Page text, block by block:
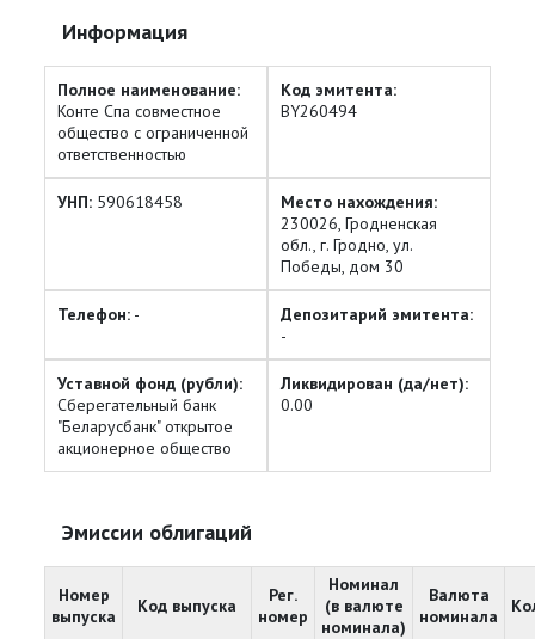
Информация
Полное наименование:
Конте Спа совместное
общество с ограниченной
ответственностью
Код эмитента:
BY260494
УНП: 590618458
Место нахождения:
230026, Гродненская
обл., г. Гродно, ул.
Победы, дом 30
Телефон: -
Депозитарий эмитента:
-
Уставной фонд (рубли):
Сберегательный банк
"Беларусбанк" открытое
акционерное общество
Ликвидирован (да/нет):
0.00
Эмиссии облигаций
Номер
выпуска
Код выпуска
Рег.
номер
Номинал
(в валюте
номинала)
Валюта
номинала